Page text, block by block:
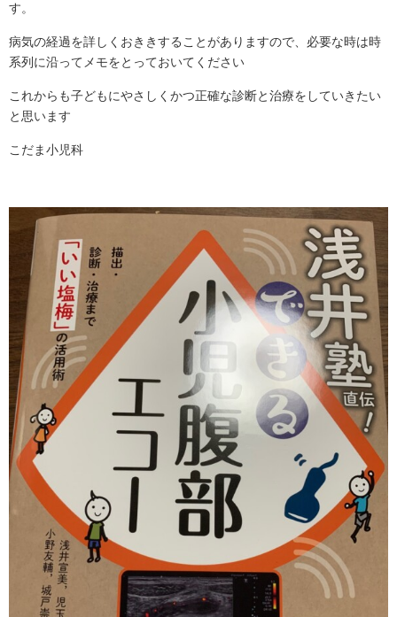
す。
病気の経過を詳しくおききすることがありますので、必要な時は時
系列に沿ってメモをとっておいてください
これからも子どもにやさしくかつ正確な診断と治療をしていきたい
と思います
こだま小児科